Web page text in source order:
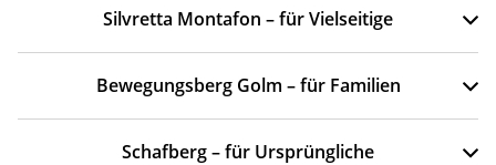
Silvretta Montafon – für Vielseitige
Bewegungsberg Golm – für Familien
Schafberg – für Ursprüngliche